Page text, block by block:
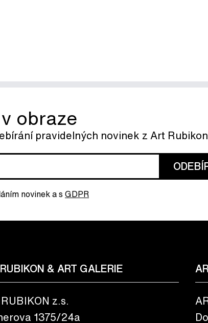
obraze
pravidelných novinek z Art
novinek a s GDPR
& ART GALERIE
z.s.
1375/24a